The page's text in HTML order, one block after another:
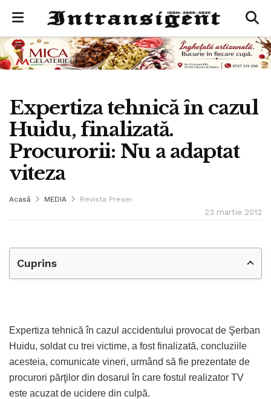
Expertiza tehnică în cazul
Huidu, finalizată.
Procurorii: Nu a adaptat
viteza
Acasă MEDIA Revista Presei
23 martie 2012
Cuprins
Expertiza tehnică în cazul accidentului provocat de Şerban
Huidu, soldat cu trei victime, a fost finalizată, concluziile
acesteia, comunicate vineri, urmând să fie prezentate de
procurori părţilor din dosarul în care fostul realizator TV
este acuzat de ucidere din culpă.